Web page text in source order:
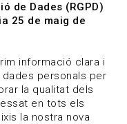
dia
del sector de la
de Dades (RGPD)
25 de maig de
informació clara i
personals per
la qualitat dels
en tots els
la nostra nova